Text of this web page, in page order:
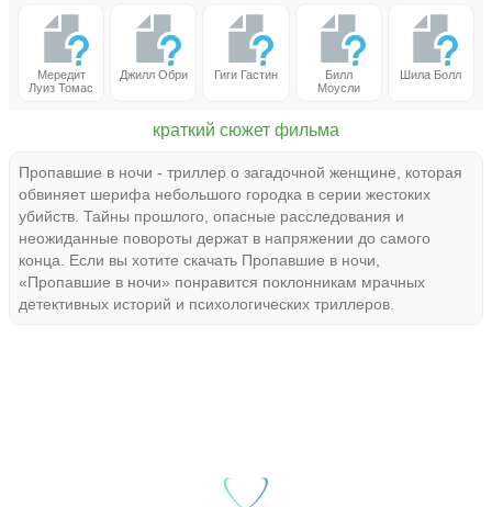
Мередит
Луиз Томас
Джилл Обри Гиги Гастин
Билл
Моусли
Шила Болл
краткий сюжет фильма
Пропавшие в ночи - триллер о загадочной женщине, которая
обвиняет шерифа небольшого городка в серии жестоких
убийств. Тайны прошлого, опасные расследования и
неожиданные повороты держат в напряжении до самого
конца. Если вы хотите скачать Пропавшие в ночи,
«Пропавшие в ночи» понравится поклонникам мрачных
детективных историй и психологических триллеров.